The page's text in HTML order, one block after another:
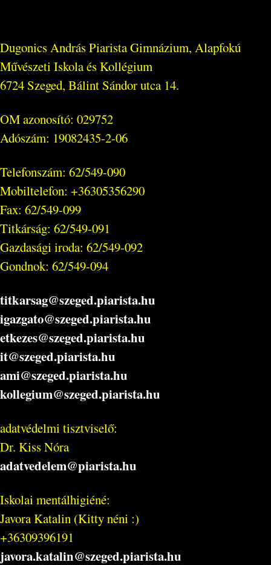
Dugonics András Piarista Gimnázium, Alapfokú
Művészeti Iskola és Kollégium
6724 Szeged, Bálint Sándor utca 14.
OM azonosító: 029752
Adószám: 19082435-2-06
Telefonszám: 62/549-090
Mobiltelefon: +36305356290
Fax: 62/549-099
Titkárság: 62/549-091
Gazdasági iroda: 62/549-092
Gondnok: 62/549-094
titkarsag@szeged.piarista.hu
igazgato@szeged.piarista.hu
etkezes@szeged.piarista.hu
it@szeged.piarista.hu
ami@szeged.piarista.hu
kollegium@szeged.piarista.hu
adatvédelmi tisztviselő:
Dr. Kiss Nóra
adatvedelem@piarista.hu
Iskolai mentálhigiéné:
Javora Katalin (Kitty néni :)
+36309396191
javora.katalin@szeged.piarista.hu